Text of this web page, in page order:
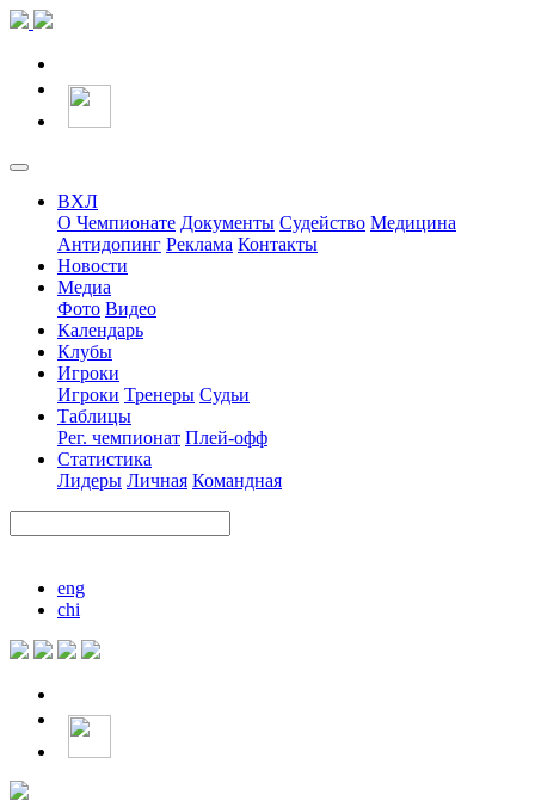
ВХЛ
О Чемпионате Документы Судейство Медицина
Антидопинг Реклама Контакты
Новости
Медиа
Фото Видео
Календарь
Клубы
Игроки
Игроки Тренеры Судьи
Таблицы
Рег. чемпионат Плей-офф
Статистика
Лидеры Личная Командная
eng
chi